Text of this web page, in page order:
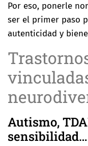
Por eso, ponerle
ser el primer paso
autenticidad y
Autismo,
sensibilidad…